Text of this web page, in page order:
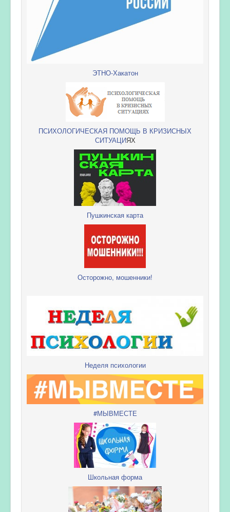
ЭТНО-Хакатон
ПСИХОЛОГИЧЕСКАЯ ПОМОЩЬ В КРИЗИСНЫХ
СИТУАЦИЯХ
Пушкинская карта
Осторожно, мошенники!
Неделя психологии
#МЫВМЕСТЕ
Школьная форма